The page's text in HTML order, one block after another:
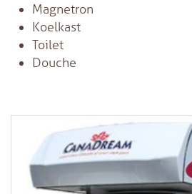
Magnetron
Koelkast
Toilet
Douche